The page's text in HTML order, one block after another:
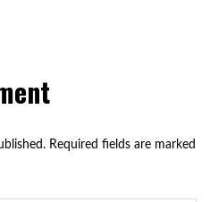
Required fields are marked